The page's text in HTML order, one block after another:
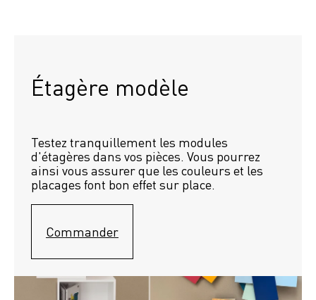
Étagère modèle
Testez tranquillement les modules
d'étagères dans vos pièces. Vous pourrez
ainsi vous assurer que les couleurs et les
placages font bon effet sur place.
Commander